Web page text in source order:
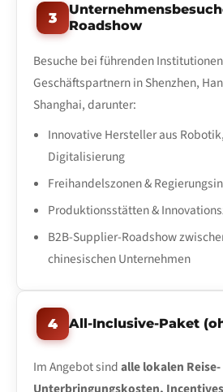
3
Roadshow
Besuche bei führenden
Geschäftspartnern in Shenzhen,
Shanghai, darunter:
Innovative Hersteller aus
Digitalisierung
Freihandelszonen &
Produktionsstätten &
B2B-Supplier-Roadshow
chinesischen Unternehmen
4 All-Inclusive-Paket
Im Angebot sindalle lokalen